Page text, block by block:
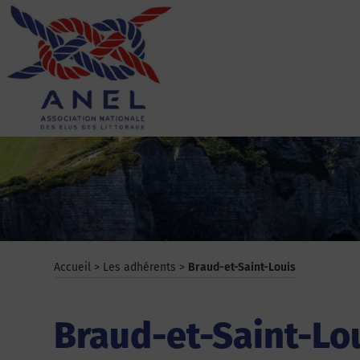
Aller
contenu
ANEL
Accueil > Les adhérents > Braud-et-Saint-Louis
Braud-et-Saint-